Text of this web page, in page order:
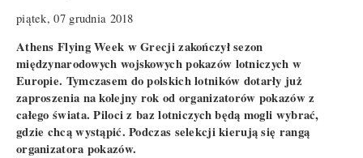
piątek, 07 grudnia 2018
Athens Flying Week w Grecji zakończył sezon
międzynarodowych wojskowych pokazów lotniczych w
Europie. Tymczasem do polskich lotników dotarły już
zaproszenia na kolejny rok od organizatorów pokazów z
całego świata. Piloci z baz lotniczych będą mogli wybrać,
gdzie chcą wystąpić. Podczas selekcji kierują się rangą
organizatora pokazów.